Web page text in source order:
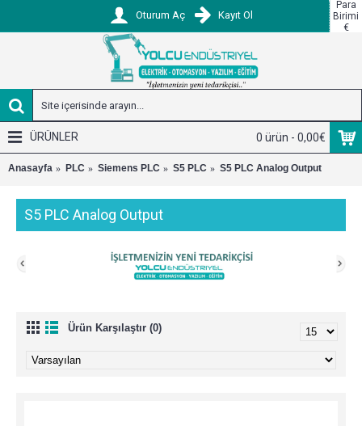
Para
Birimi
€
Oturum Aç Kayıt Ol
0 ürün - 0,00€
ÜRÜNLER
Anasayfa PLC Siemens PLC S5 PLC S5 PLC Analog Output
S5 PLC Analog Output
Ürün Karşılaştır (0)